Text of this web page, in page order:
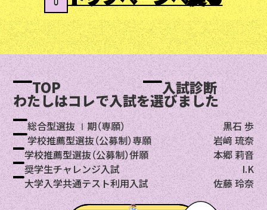
TOP 入試診断
わたしはコレで入試を選びました
総合型選抜 Ⅰ期（専願）
黒石 歩
学校推薦型選抜（公募制）専願
岩﨑 琉奈
学校推薦型選抜（公募制）併願
本郷 莉⾳
奨学生チャレンジ入試
I.K
大学入学共通テスト利用入試
佐藤 玲奈